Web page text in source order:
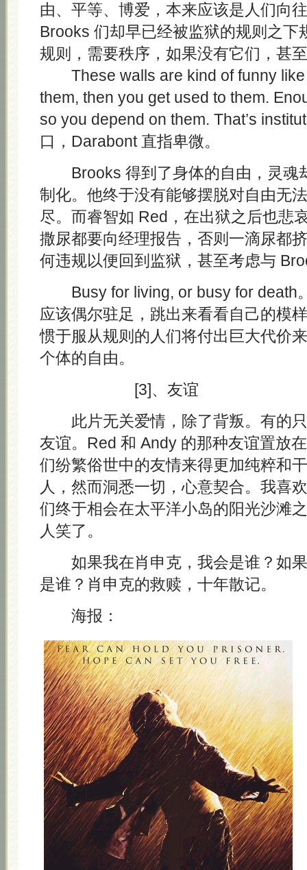
由、平等、博爱，本来应该是人们向
Brooks 们却早已经被监狱的规则之下
规则，需要秩序，如果没有它们，甚
These walls are kind of funny like
them, then you get used to them.
so you depend on them. That’s
口，Darabont 直指卑微。
Brooks 得到了身体的自由，灵魂
制化。他终于没有能够摆脱对自由无
尽。而睿智如 Red，在出狱之后也悲
撒尿都要向经理报告，否则一滴尿都
何违规以便回到监狱，甚至考虑与
Busy for living, or busy for death
应该偶尔驻足，跳出来看看自己的模
惯于服从规则的人们将付出巨大代价
个体的自由。
[3]、友谊
此片无关爱情，除了背叛。有的只
友谊。Red 和 Andy 的那种友谊置放
们纷繁俗世中的友情来得更加纯粹和
人，然而洞悉一切，心意契合。我喜
们终于相会在太平洋小岛的阳光沙滩
人笑了。
如果我在肖申克，我会是谁？如果
是谁？肖申克的救赎，十年散记。
海报：